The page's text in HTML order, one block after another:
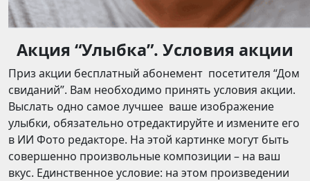
Акция “Улыбка”. Условия акции
Приз акции бесплатный абонемент посетителя “Дом
свиданий”. Вам необходимо принять условия акции.
Выслать одно самое лучшее ваше изображение
улыбки, обязательно отредактируйте и измените его
в ИИ Фото редакторе. На этой картинке могут быть
совершенно произвольные композиции – на ваш
вкус. Единственное условие: на этом произведении